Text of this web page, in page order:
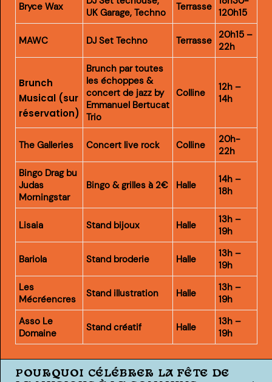
Bryce Wax
UK Garage, Techno
Terrasse 120h15
MAWC DJ Set Techno Terrasse 20h15 –
22h
Brunch
Musical (sur
réservation)
Brunch par toutes
les échoppes &
concert de jazz by
Emmanuel Bertucat
Trio
Colline
12h –
14h
The Galleries Concert live rock Colline
20h-
22h
Bingo Drag bu
Judas
Morningstar
Bingo & grilles à 2€ Halle
14h –
18h
Lisaia Stand bijoux Halle
13h –
19h
Bariola Stand broderie Halle
13h –
19h
Les
Mécréencres
Stand illustration Halle
13h –
19h
Asso Le
Domaine
Stand créatif Halle
13h –
19h
POURQUOI CÉLÉBRER LA FÊTE DE